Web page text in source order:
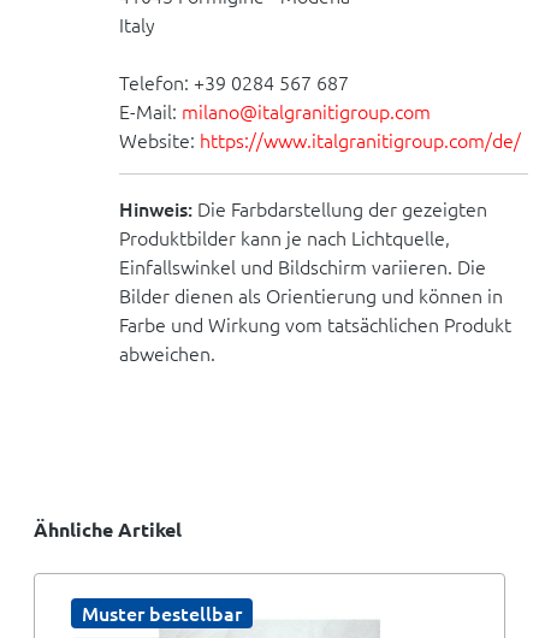
Italy
Telefon: +39 0284 567 687
E-Mail: milano@italgranitigroup.com
Website: https://www.italgranitigroup.com/de/
Hinweis: Die Farbdarstellung der gezeigten
Produktbilder kann je nach Lichtquelle,
Einfallswinkel und Bildschirm variieren. Die
Bilder dienen als Orientierung und können in
Farbe und Wirkung vom tatsächlichen Produkt
abweichen.
Ähnliche Artikel
Muster bestellbar